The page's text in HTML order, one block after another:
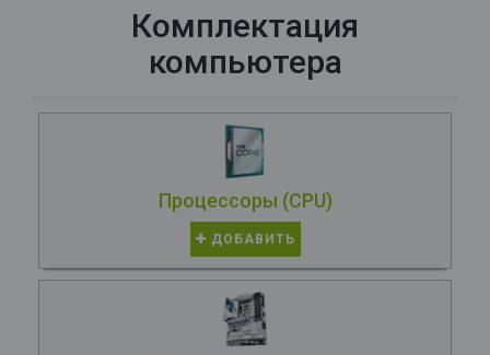
Комплектация
компьютера
Процессоры (CPU)
ДОБАВИТЬ